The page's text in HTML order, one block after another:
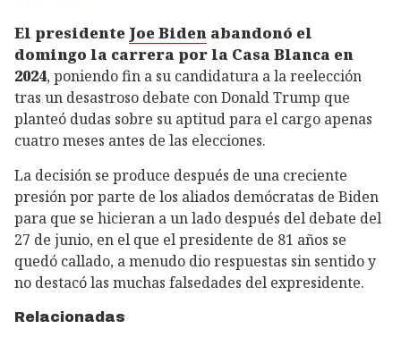
El presidente Joe Biden abandonó el
domingo la carrera por la Casa Blanca en
2024, poniendo fin a su candidatura a la reelección
tras un desastroso debate con Donald Trump que
planteó dudas sobre su aptitud para el cargo apenas
cuatro meses antes de las elecciones.
La decisión se produce después de una creciente
presión por parte de los aliados demócratas de Biden
para que se hicieran a un lado después del debate del
27 de junio, en el que el presidente de 81 años se
quedó callado, a menudo dio respuestas sin sentido y
no destacó las muchas falsedades del expresidente.
Relacionadas